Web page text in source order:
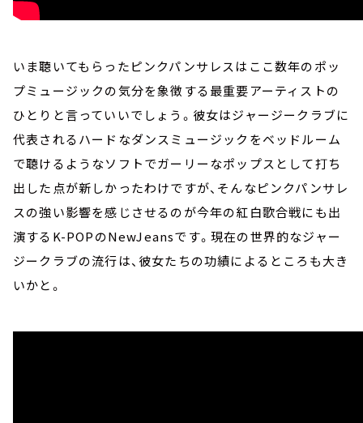
いま聴いてもらったピンクパンサレスはここ数年のポッ
プミュージックの気分を象徴する最重要アーティストの
ひとりと言っていいでしょう。彼女はジャージークラブに
代表されるハードなダンスミュージックをベッドルーム
で聴けるようなソフトでガーリーなポップスとして打ち
出した点が新しかったわけですが、そんなピンクパンサレ
スの強い影響を感じさせるのが今年の紅白歌合戦にも出
演するK-POPのNewJeansです。現在の世界的なジャー
ジークラブの流行は、彼女たちの功績によるところも大き
いかと。